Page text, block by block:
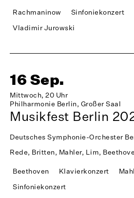
Rachmaninow Sinfoniekonzert
Vladimir Jurowski
16 Sep.
Mittwoch, 20 Uhr
Philharmonie Berlin, Großer Saal
Musikfest Berlin
Deutsches Symphonie-Orchester
Rede, Britten, Mahler, Lim,
Beethoven Klavierkonzert
Sinfoniekonzert